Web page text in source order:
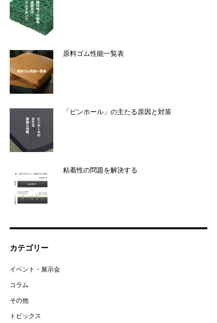
原料ゴム性能一覧表
「ピンホール」の主たる原因と対策
粘着性の問題を解決する
カテゴリー
イベント・展示会
コラム
その他
トピックス